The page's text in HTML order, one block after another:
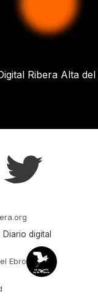
Ribera Alta del
r
digital
Ebro